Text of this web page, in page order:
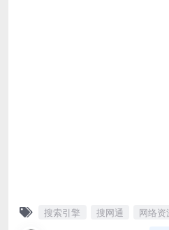
搜索引擎 搜网通 网络资